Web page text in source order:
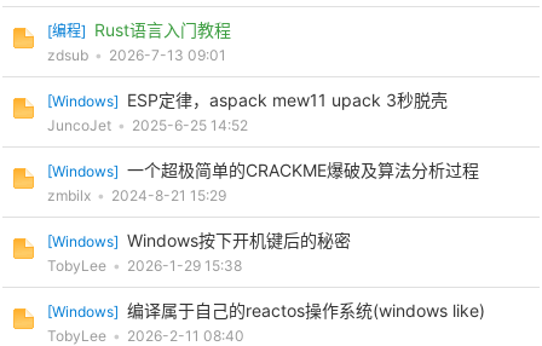
[编程] Rust语言入门教程
zdsub • 2026-7-13 09:01
[Windows] ESP定律，aspack mew11 upack 3秒脱壳
JuncoJet • 2025-6-25 14:52
[Windows] 一个超极简单的CRACKME爆破及算法分析过程
zmbilx • 2024-8-21 15:29
[Windows] Windows按下开机键后的秘密
TobyLee • 2026-1-29 15:38
[Windows] 编译属于自己的reactos操作系统(windows like)
TobyLee • 2026-2-11 08:40